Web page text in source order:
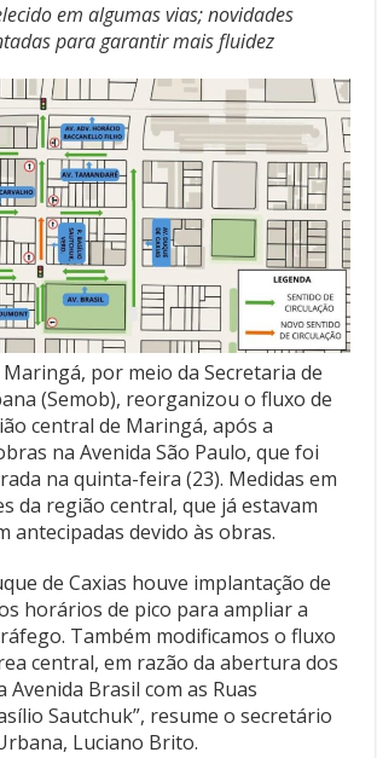
em algumas vias; novidades
para garantir mais fluidez
por meio da Secretaria de
(Semob), reorganizou o fluxo de
central de Maringá, após a
na Avenida São Paulo, que foi
na quinta-feira (23). Medidas em
da região central, que já estavam
antecipadas devido às obras.
de Caxias houve implantação de
horários de pico para ampliar a
Também modificamos o fluxo
central, em razão da abertura dos
Avenida Brasil com as Ruas
Sautchuk”, resume o secretário
Luciano Brito.